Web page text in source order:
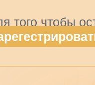
того чтобы